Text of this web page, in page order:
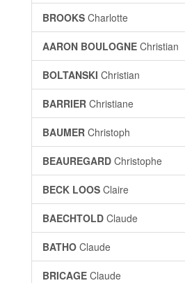
BROOKS Charlotte
AARON BOULOGNE Christian
BOLTANSKI Christian
BARRIER Christiane
BAUMER Christoph
BEAUREGARD Christophe
BECK LOOS Claire
BAECHTOLD Claude
BATHO Claude
BRICAGE Claude